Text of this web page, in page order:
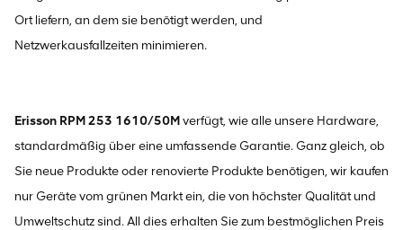
Ort liefern, an dem sie benötigt werden, und
Netzwerkausfallzeiten minimieren.
Erisson RPM 253 1610/50Mverfügt, wie alle unsere Hardware,
standardmäßig über eine umfassende Garantie. Ganz gleich, ob
Sie neue Produkte oder renovierte Produkte benötigen, wir kaufen
nur Geräte vom grünen Markt ein, die von höchster Qualität und
Umweltschutz sind. All dies erhalten Sie zum bestmöglichen Preis